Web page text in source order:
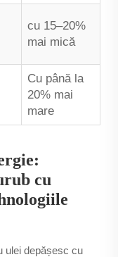
cu 15–20%
mai mică
Cu până la
20% mai
mare
cu
ulei depășesc cu